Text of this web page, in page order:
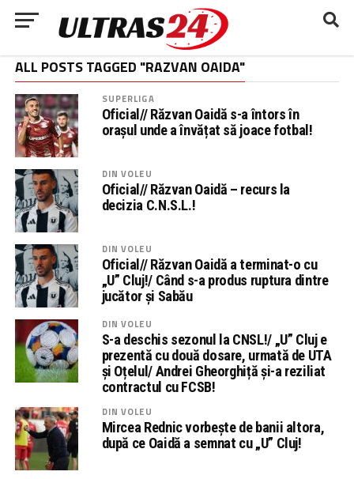
ALL POSTS TAGGED "RAZVAN OAIDA"
SUPERLIGA
Oficial// Răzvan Oaidă s-a întors în
orașul unde a învățat să joace fotbal!
DIN VOLEU
Oficial// Răzvan Oaidă – recurs la
decizia C.N.S.L.!
DIN VOLEU
Oficial// Răzvan Oaidă a terminat-o cu
„U” Cluj!/ Când s-a produs ruptura dintre
jucător și Sabău
DIN VOLEU
S-a deschis sezonul la CNSL!/ „U” Cluj e
prezentă cu două dosare, urmată de UTA
și Oțelul/ Andrei Gheorghiță și-a reziliat
contractul cu FCSB!
DIN VOLEU
Mircea Rednic vorbește de banii altora,
după ce Oaidă a semnat cu „U” Cluj!